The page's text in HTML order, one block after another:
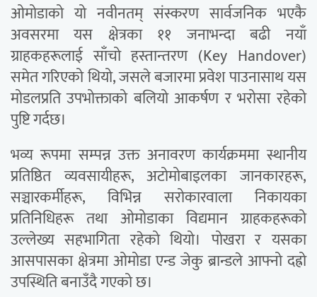
ओमोडाको यो नवीनतम् संस्करण सार्वजनिक भएकै
अवसरमा यस क्षेत्रका ११ जनाभन्दा बढी नयाँ
ग्राहकहरूलाई साँचो हस्तान्तरण (Key Handover)
समेत गरिएको थियो, जसले बजारमा प्रवेश पाउनासाथ यस
मोडलप्रति उपभोक्ताको बलियो आकर्षण र भरोसा रहेको
पुष्टि गर्दछ।
भव्य रूपमा सम्पन्न उक्त अनावरण कार्यक्रममा स्थानीय
प्रतिष्ठित व्यवसायीहरू, अटोमोबाइलका जानकारहरू,
सञ्चारकर्मीहरू, विभिन्न सरोकारवाला निकायका
प्रतिनिधिहरू तथा ओमोडाका विद्यमान ग्राहकहरूको
उल्लेख्य सहभागिता रहेको थियो। पोखरा र यसका
आसपासका क्षेत्रमा ओमोडा एन्ड जेकु ब्रान्डले आफ्नो दह्रो
उपस्थिति बनाउँदै गएको छ।